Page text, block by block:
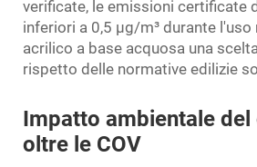
verificate, le emissioni certificate
inferiori a 0,5 µg/m³ durante
acrilico a base acquosa una
rispetto delle normative edilizie
Impatto ambientale
oltre le COV